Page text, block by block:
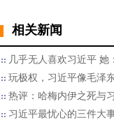
相关新闻
几乎无人喜欢习近平 她
玩极权，习近平像毛泽
热评：哈梅内伊之死与
习近平最忧心的三件大